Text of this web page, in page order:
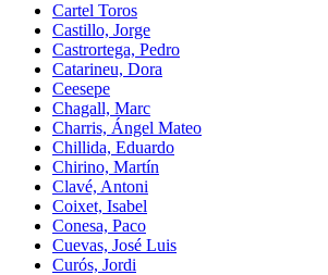
Cartel Toros
Castillo, Jorge
Castrortega, Pedro
Catarineu, Dora
Ceesepe
Chagall, Marc
Charris, Ángel Mateo
Chillida, Eduardo
Chirino, Martín
Clavé, Antoni
Coixet, Isabel
Conesa, Paco
Cuevas, José Luis
Curós, Jordi